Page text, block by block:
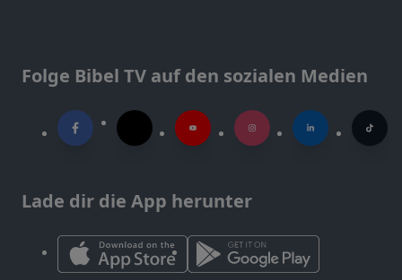
Folge Bibel TV auf den sozialen Medien
Lade dir die App herunter